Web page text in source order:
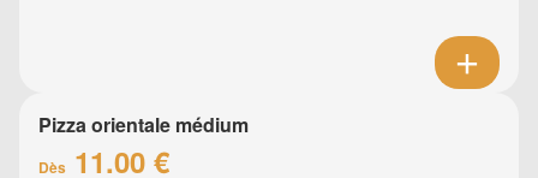
Pizza orientale médium
Dès 11.00 €